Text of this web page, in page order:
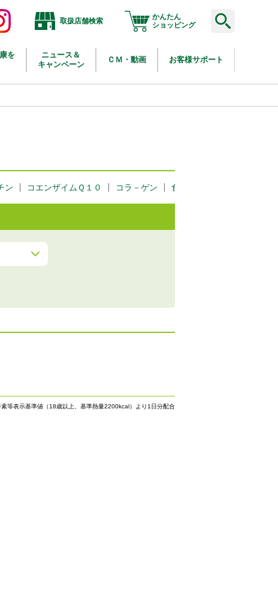
取扱店舗検索
かんたん
ショッピング
を
ニュース＆
キャンペーン
ＣＭ・動画 お客様サポート
ン コエンザイムＱ１０ コラ－ゲン 食物繊維・野菜
素等表示基準値（18歳以上、基準熱量2200kcal）より1日分配合